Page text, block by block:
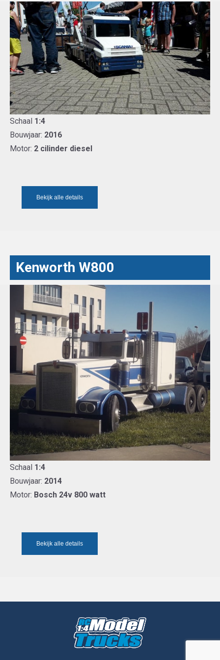
Schaal 1:4
Bouwjaar: 2016
Motor: 2 cilinder diesel
Bekijk alle details
Kenworth W800
Schaal 1:4
Bouwjaar: 2014
Motor: Bosch 24v 800 watt
Bekijk alle details